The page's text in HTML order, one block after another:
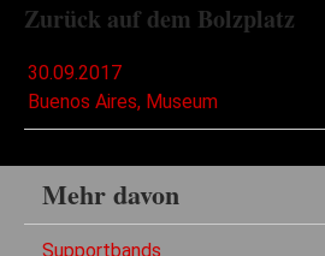
Zurück auf dem Bolzplatz
30.09.2017
Buenos Aires, Museum
Mehr davon
Supportbands